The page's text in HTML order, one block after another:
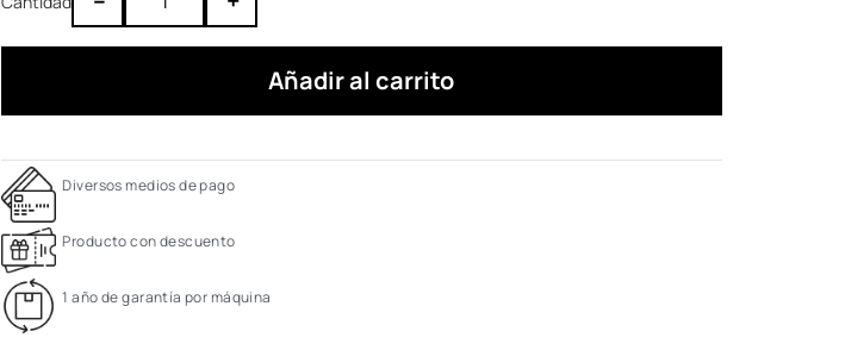
Añadir al carrito
Diversos medios de pago
Producto con descuento
1 año de garantía por máquina